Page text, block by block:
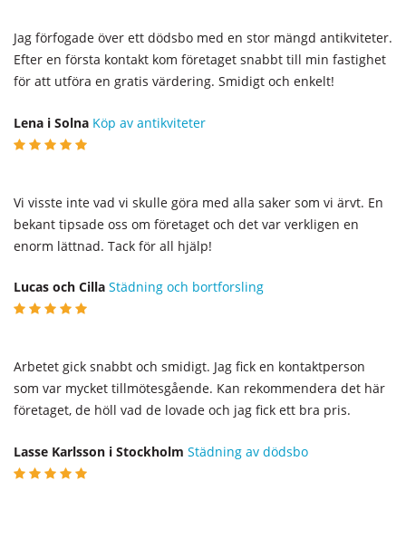
Jag förfogade över ett dödsbo med en stor mängd antikviteter.
Efter en första kontakt kom företaget snabbt till min fastighet
för att utföra en gratis värdering. Smidigt och enkelt!
Lena i Solna Köp av antikviteter
Vi visste inte vad vi skulle göra med alla saker som vi ärvt. En
bekant tipsade oss om företaget och det var verkligen en
enorm lättnad. Tack för all hjälp!
Lucas och Cilla Städning och bortforsling
Arbetet gick snabbt och smidigt. Jag fick en kontaktperson
som var mycket tillmötesgående. Kan rekommendera det här
företaget, de höll vad de lovade och jag fick ett bra pris.
Lasse Karlsson i Stockholm Städning av dödsbo